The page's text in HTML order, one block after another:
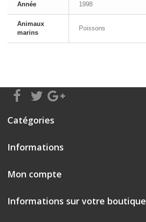
Année 1998
Animaux
marins
Poissons
Catégories
Informations
Mon compte
Informations sur votre boutique